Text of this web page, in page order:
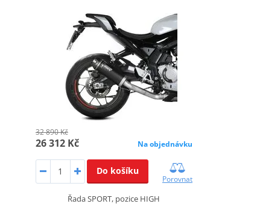
32 890 Kč
26 312 Kč Na objednávku
Do košíku
Porovnat
Řada SPORT, pozice HIGH